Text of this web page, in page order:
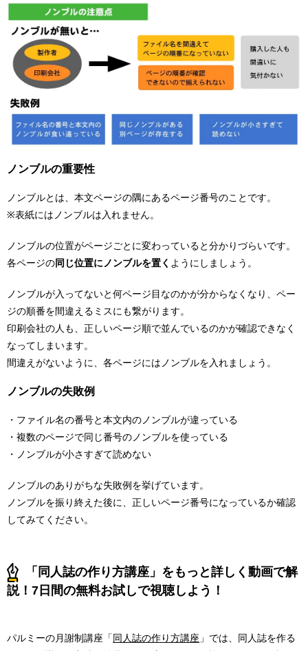
ノンブルの重要性
ノンブルとは、本文ページの隅にあるページ番号のことです。
※表紙にはノンブルは入れません。
ノンブルの位置がページごとに変わっていると分かりづらいです。
各ページの同じ位置にノンブルを置く ようにしましょう。
ノンブルが入ってないと何ページ目なのかが分からなくなり、ペー
ジの順番を間違えるミスにも繋がります。
印刷会社の人も、正しいページ順で並んでいるのかが確認できなく
なってしまいます。
間違えがないように、各ページにはノンブルを入れましょう。
ノンブルの失敗例
・ファイル名の番号と本文内のノンブルが違っている
・複数のページで同じ番号のノンブルを使っている
・ノンブルが小さすぎて読めない
ノンブルのありがちな失敗例を挙げています。
ノンブルを振り終えた後に、正しいページ番号になっているか確認
してみてください。
「同人誌の作り方講座」をもっと詳しく動画で解
説！7日間の無料お試しで視聴しよう！
パルミーの月謝制講座「同人誌の作り方講座 」では、同人誌を作る